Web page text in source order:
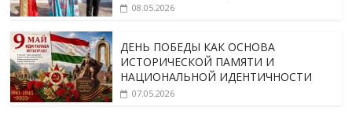
08.05.2026
ДЕНЬ ПОБЕДЫ КАК ОСНОВА
ИСТОРИЧЕСКОЙ ПАМЯТИ И
НАЦИОНАЛЬНОЙ ИДЕНТИЧНОСТИ
07.05.2026